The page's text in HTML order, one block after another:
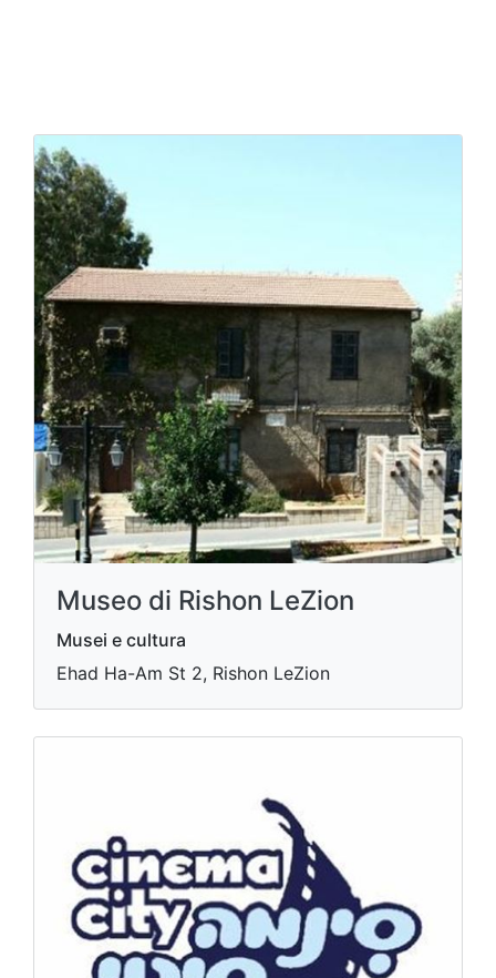
Museo di Rishon LeZion
Musei e cultura
Ehad Ha-Am St 2, Rishon LeZion